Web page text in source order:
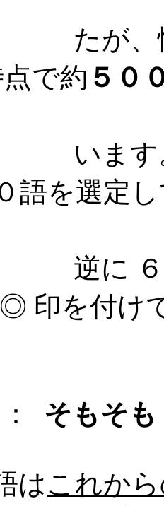
重に見
で約 ５０
最重
語を選定
語 に
印を付け
そもそ
はこれか